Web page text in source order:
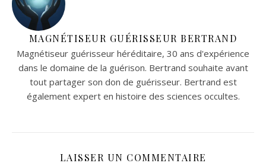
MAGNÉTISEUR GUÉRISSEUR BERTRAND
Magnétiseur guérisseur héréditaire, 30 ans d'expérience
dans le domaine de la guérison. Bertrand souhaite avant
tout partager son don de guérisseur. Bertrand est
également expert en histoire des sciences occultes.
LAISSER UN COMMENTAIRE